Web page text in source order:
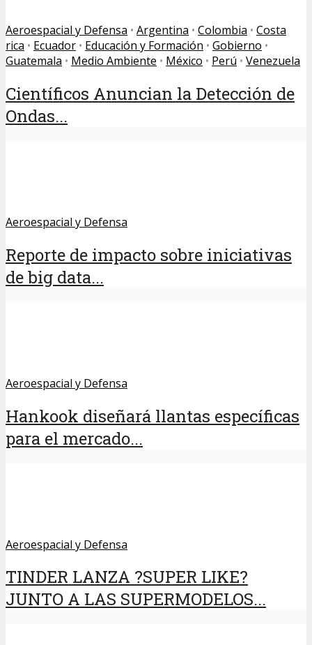
Aeroespacial y Defensa • Argentina • Colombia • Costa
rica • Ecuador • Educación y Formación • Gobierno •
Guatemala • Medio Ambiente • México • Perú • Venezuela
Científicos Anuncian la Detección de
Ondas...
Aeroespacial y Defensa
Reporte de impacto sobre iniciativas
de big data...
Aeroespacial y Defensa
Hankook diseñará llantas específicas
para el mercado...
Aeroespacial y Defensa
TINDER LANZA ?SUPER LIKE?
JUNTO A LAS SUPERMODELOS...